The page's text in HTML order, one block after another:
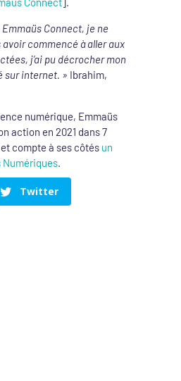
Connect, je ne
commencé à aller aux
j’ai pu décrocher mon
sur internet. » Ibrahim,
numérique, Emmaüs
action en 2021 dans 7
compte à ses côtés un
Numériques.
Twitter